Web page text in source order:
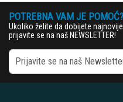
POTREBNA VAM JE
Ukoliko želite da dobijete
prijavite se na naš NEWSLETTER!